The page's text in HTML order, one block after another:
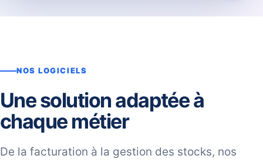
NOS LOGICIELS
Une solution adaptée à
chaque métier
De la facturation à la gestion des stocks, nos